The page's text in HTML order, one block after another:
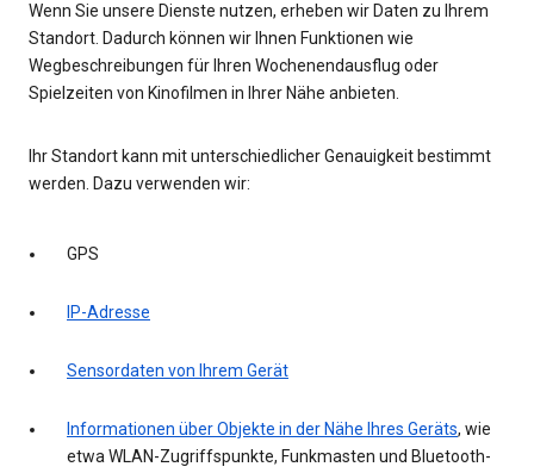
Wenn Sie unsere Dienste nutzen, erheben wir Daten zu Ihrem
Standort. Dadurch können wir Ihnen Funktionen wie
Wegbeschreibungen für Ihren Wochenendausflug oder
Spielzeiten von Kinofilmen in Ihrer Nähe anbieten.
Ihr Standort kann mit unterschiedlicher Genauigkeit bestimmt
werden. Dazu verwenden wir:
GPS
IP-Adresse
Sensordaten von Ihrem Gerät
Informationen über Objekte in der Nähe Ihres Geräts, wie
etwa WLAN-Zugriffspunkte, Funkmasten und Bluetooth-